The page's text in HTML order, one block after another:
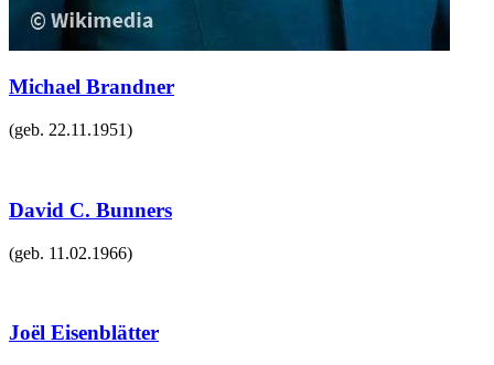
Michael Brandner
(geb. 22.11.1951)
David C. Bunners
(geb. 11.02.1966)
Joël Eisenblätter